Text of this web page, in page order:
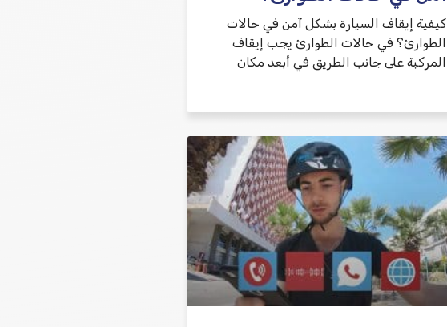
كيفية إيقاف السيارة بشكل آمن في حالات
الطوارئ؟ في حالات الطوارئ يجب إيقاف
المركبة على جانب الطريق في أبعد مكان